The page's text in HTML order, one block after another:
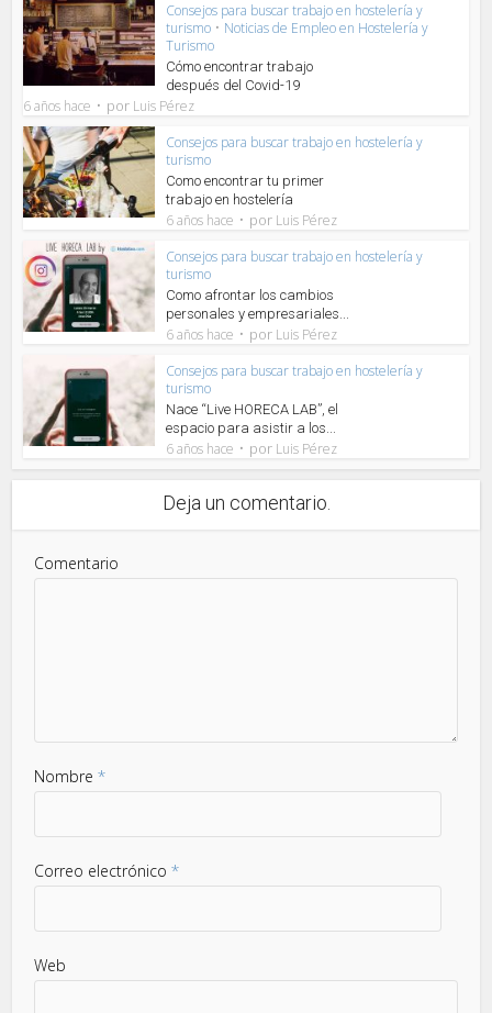
Consejos para buscar trabajo en hostelería y
turismo • Noticias de Empleo en Hostelería y
Turismo
Cómo encontrar trabajo
después del Covid-19
6 años hace por Luis Pérez
Consejos para buscar trabajo en hostelería y
turismo
Como encontrar tu primer
trabajo en hostelería
6 años hace por Luis Pérez
Consejos para buscar trabajo en hostelería y
turismo
Como afrontar los cambios
personales y empresariales...
6 años hace por Luis Pérez
Consejos para buscar trabajo en hostelería y
turismo
Nace “Live HORECA LAB”, el
espacio para asistir a los...
6 años hace por Luis Pérez
Deja un comentario.
Comentario
Nombre*
Correo electrónico*
Web